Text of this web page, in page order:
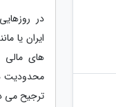
در
ایران یا
های مالی
محدودیت
ترجیح